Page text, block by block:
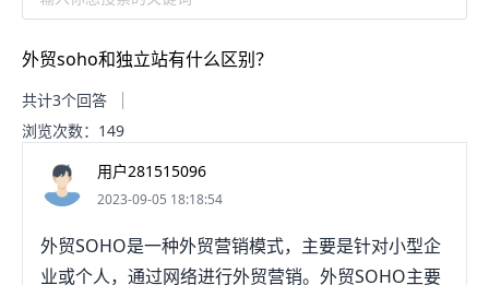
外贸soho和独立站有什么区别？
共计3个回答
浏览次数：149
用户281515096
2023-09-05 18:18:54
外贸SOHO是一种外贸营销模式，主要是针对小型企
业或个人，通过网络进行外贸营销。外贸SOHO主要